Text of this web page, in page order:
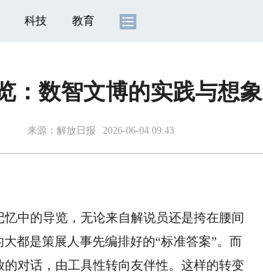
科技 教育
：数智文博的实践与想象
来源： 解放日报 2026-06-04 09:43
的导览，无论来自解说员还是挎在腰间
都是策展人事先编排好的“标准答案”。而
对话，由工具性转向友伴性。这样的转变